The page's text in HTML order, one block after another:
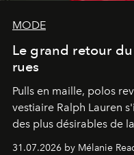
MODE
Le grand retour
rues
Pulls en maille, polos
vestiaire Ralph Lauren
des plus désirables de
31.07.2026 by Mélanie